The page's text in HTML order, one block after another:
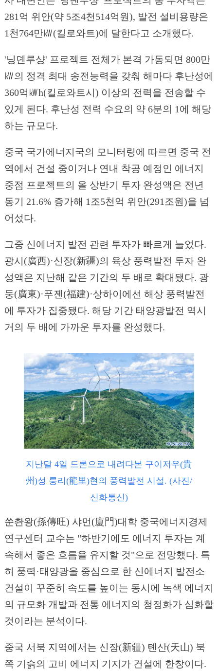
281억 위안(약 5조4천514억원), 발전 설비용량은
1천764만㎾(킬로와트)에 달한다고 소개했다.
'닝뎬루샹' 프로젝트 전체가 본격 가동되면 800만
㎾의 정격 최대 송전능력을 갖춰 해마다 후난성에
360억㎾h(킬로와트시) 이상의 전력을 전송할 수
있게 된다. 후난성 전력 수요의 약 6분의 1에 해당
하는 규모다.
중국 국가에너지국의 모니터링에 따르면 중국 전
역에서 건설 중이거나 연내 착공 예정인 에너지
중점 프로젝트의 올 상반기 투자 완성액은 전년
동기 21.6% 증가해 1조5천억 위안(291조원)을 넘
어섰다.
그중 신에너지 발전 관련 투자가 빠르게 늘었다.
광시(廣西)·신장(新疆)의 육상 풍력발전 투자 완
성액은 지난해 같은 기간의 두 배로 확대됐다. 광
둥(廣東)·푸젠(福建)·상하이에선 해상 풍력발전
에 투자가 집중됐다. 해당 기간 태양광발전 역시
거의 두 배에 가까운 투자를 완성했다.
지난달 4일 드론으로 내려다본 구이저우(貴
州)성 룽리(龍里)현의 풍력발전 시설. (사진/
신화통신)
쑨촨왕(孫傳旺) 샤먼(廈門)대학 중국에너지경제
연구센터 교수는 "하반기에도 에너지 투자는 계
속해서 좋은 흐름을 유지할 것"으로 전망했다. 특
히 풍력·태양광을 중심으로 한 신에너지 발전소
건설이 꾸준히 속도를 높이는 동시에 녹색 에너지
의 규모화 개발과 전통 에너지의 청정화가 심화할
것이라는 분석이다.
중국 서북 지역에서는 신장(新疆) 톈산(天山) 북
쪽 기슭의 고비 에너지 기지가 건설에 한창이다.